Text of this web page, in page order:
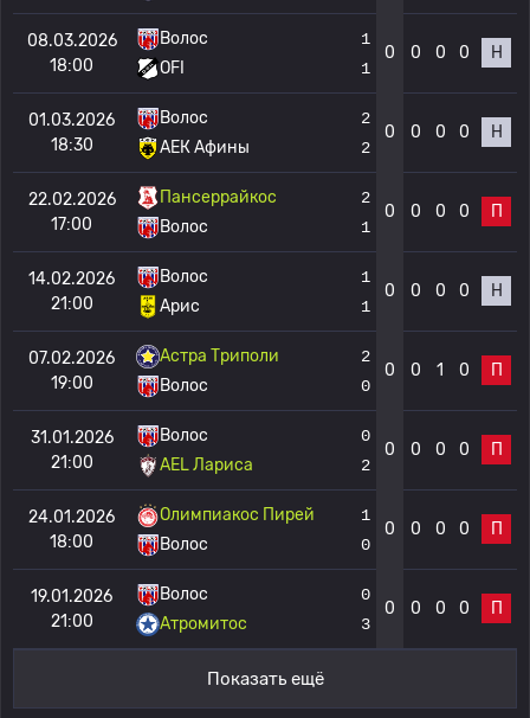
08.03.2026
18:00
Волос
OFI
1
1
0 0 0 0 Н
01.03.2026
18:30
Волос
АЕК Афины
2
2
0 0 0 0 Н
22.02.2026
17:00
Пансеррайкос
Волос
2
1
0 0 0 0 П
14.02.2026
21:00
Волос
Арис
1
1
0 0 0 0 Н
07.02.2026
19:00
Астра Триполи
Волос
2
0
0 0 1 0 П
31.01.2026
21:00
Волос
AEL Лариса
0
2
0 0 0 0 П
24.01.2026
18:00
Олимпиакос Пирей
Волос
1
0
0 0 0 0 П
19.01.2026
21:00
Волос
Атромитос
0
3
0 0 0 0 П
Показать ещё